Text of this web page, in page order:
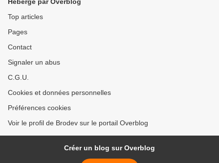
Top articles
Pages
Contact
Signaler un abus
C.G.U.
Cookies et données personnelles
Préférences cookies
Voir le profil de Brodev sur le portail Overblog
Créer un blog sur Overblog